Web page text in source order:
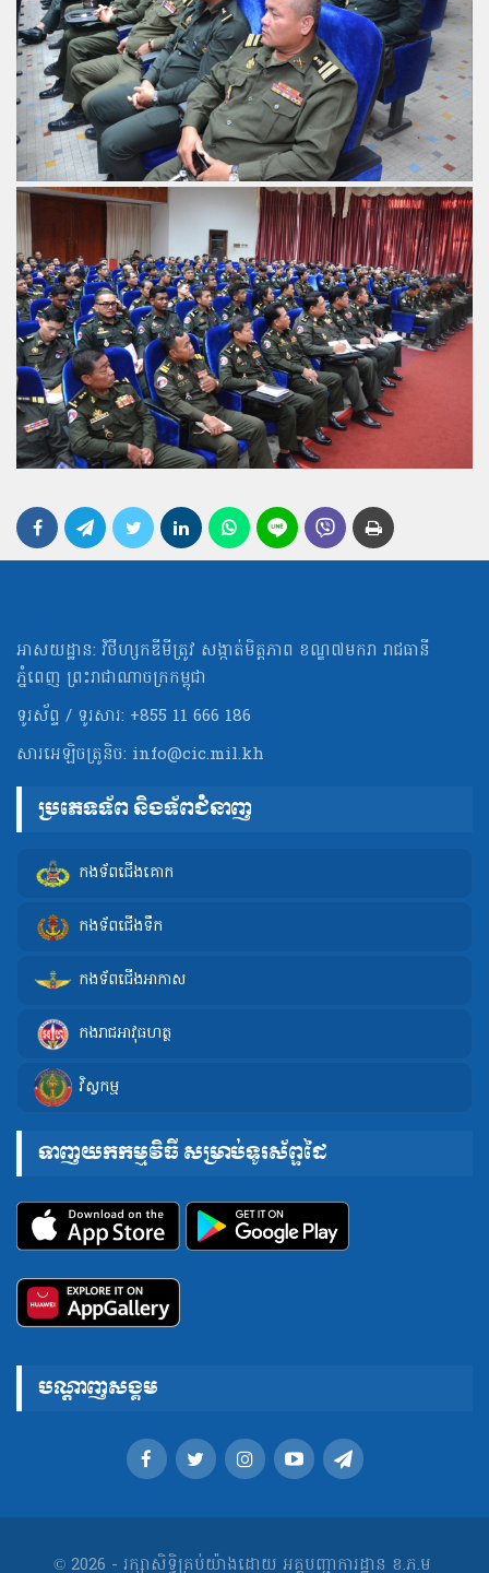
អាសយដ្ឋាន: វិថីហ្សកឌីមីត្រូវ សង្កាត់មិត្ដភាព ខណ្ឌ៧មករា រាជធានី
ភ្នំពេញ ព្រះរាជាណាចក្រកម្ពុជា
ទូរស័ព្ទ / ទូរសារ: +855 11 666 186
សារអេឡិចត្រូនិច: info@cic.mil.kh
ប្រភេទទ័ព និងទ័ពជំនាញ
កងទ័ពជើងគោក
កងទ័ពជើងទឹក
កងទ័ពជើងអាកាស
កងរាជអាវុធហត្ថ
វិស្វកម្ម
ទាញយកកម្មវិធី សម្រាប់ទូរស័ព្ទដៃ
បណ្តាញសង្គម
© 2026 - រក្សាសិទ្ធិគ្រប់យ៉ាងដោយ អគ្គបញ្ជាការដ្ឋាន ខ.ភ.ម